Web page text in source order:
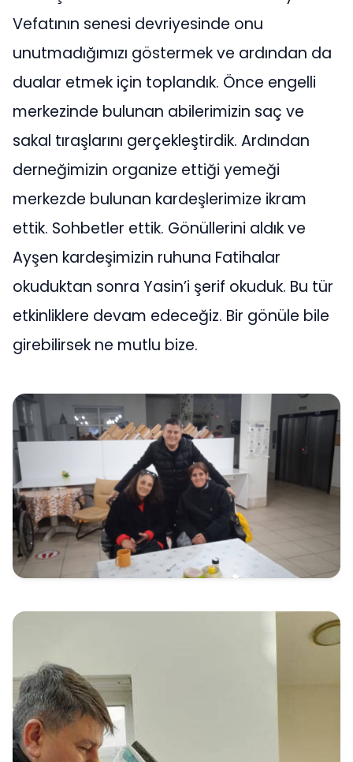
Vefatının senesi devriyesinde onu
unutmadığımızı göstermek ve ardından da
dualar etmek için toplandık. Önce engelli
merkezinde bulunan abilerimizin saç ve
sakal tıraşlarını gerçekleştirdik. Ardından
derneğimizin organize ettiği yemeği
merkezde bulunan kardeşlerimize ikram
ettik. Sohbetler ettik. Gönüllerini aldık ve
Ayşen kardeşimizin ruhuna Fatihalar
okuduktan sonra Yasin’i şerif okuduk. Bu tür
etkinliklere devam edeceğiz. Bir gönüle bile
girebilirsek ne mutlu bize.